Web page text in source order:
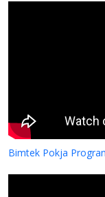
Bimtek Pokja